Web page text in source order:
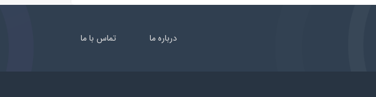
درباره ما تماس با ما